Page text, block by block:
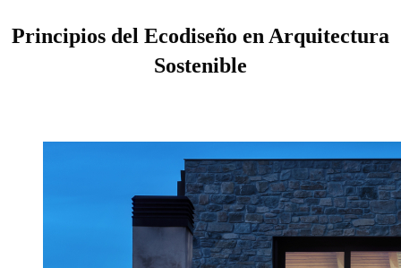
Principios del Ecodiseño en Arquitectura
Sostenible